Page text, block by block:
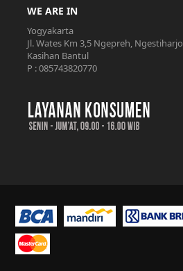
WE ARE IN
Yogyakarta
Jl. Wates Km 3,5 Ngepreh, Ngestiharjo
Kasihan Bantul
P : 085743820770